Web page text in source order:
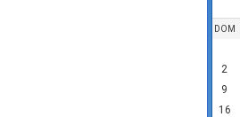
DOM
2
9
16